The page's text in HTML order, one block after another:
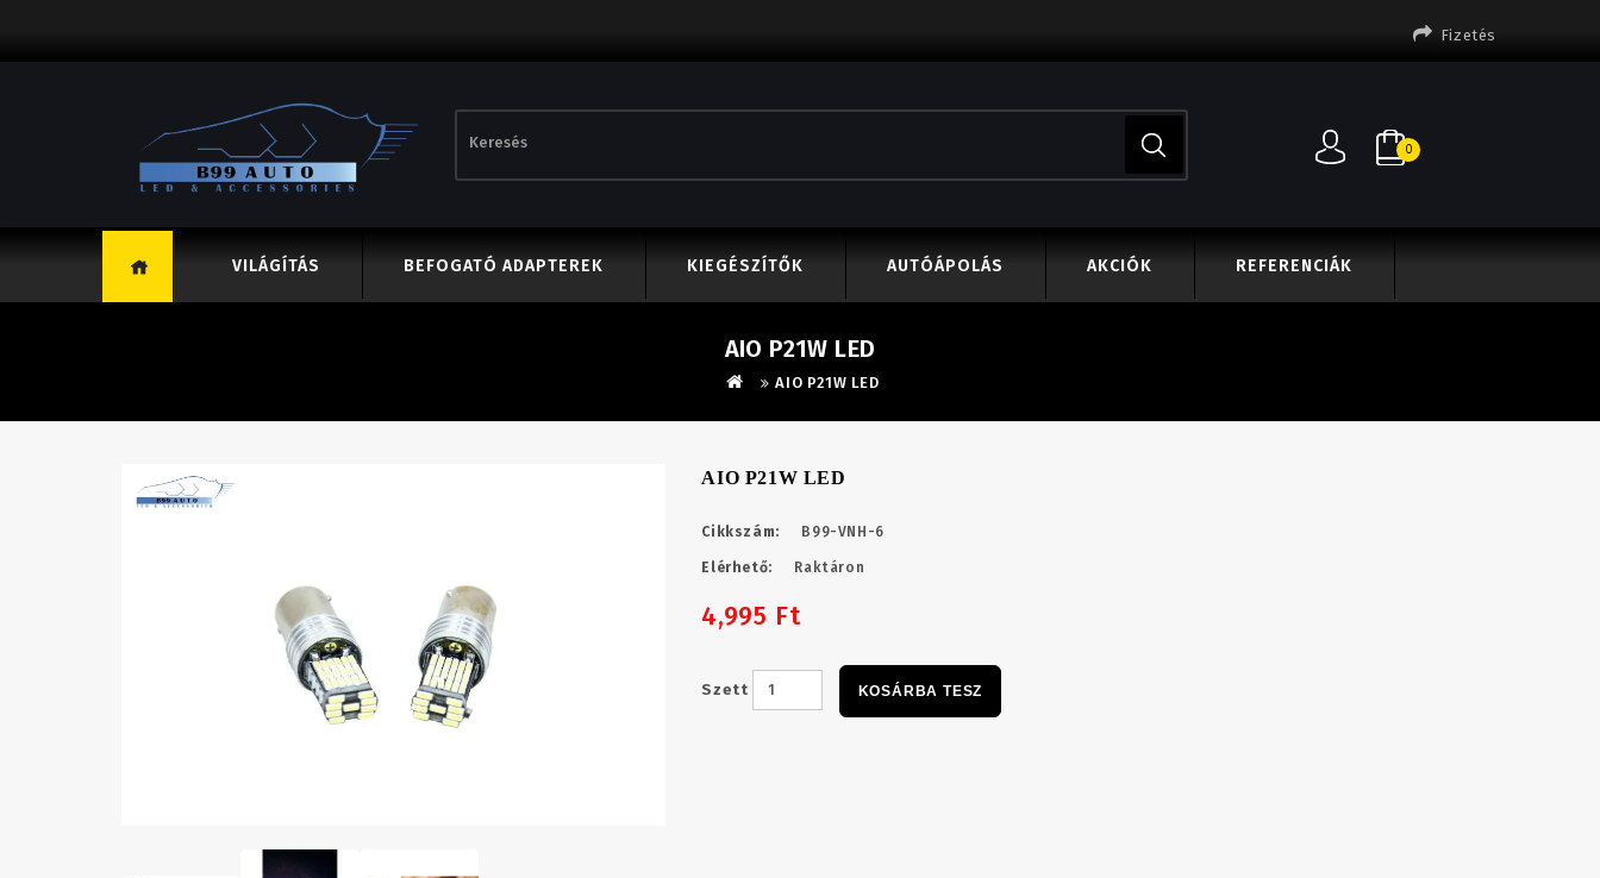
Fizetés
0
VILÁGÍTÁS BEFOGATÓ ADAPTEREK KIEGÉSZÍTŐK AUTÓÁPOLÁS AKCIÓK REFERENCIÁK
AIO P21W LED
AIO P21W LED
AIO P21W LED
Cikkszám: B99-VNH-6
Elérhető: Raktáron
4,995 Ft
Szett KOSÁRBA TESZ